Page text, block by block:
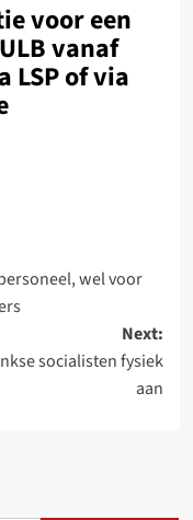
voor een
vanaf
LSP of via
wel voor
Next:
socialisten fysiek
aan